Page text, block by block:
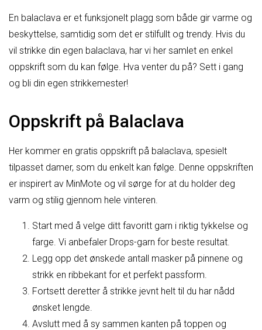
En balaclava er et funksjonelt plagg som både gir varme og
beskyttelse, samtidig som det er stilfullt og trendy. Hvis du
vil strikke din egen balaclava, har vi her samlet en enkel
oppskrift som du kan følge. Hva venter du på? Sett i gang
og bli din egen strikkemester!
Oppskrift på Balaclava
Her kommer en gratis oppskrift på balaclava, spesielt
tilpasset damer, som du enkelt kan følge. Denne oppskriften
er inspirert av MinMote og vil sørge for at du holder deg
varm og stilig gjennom hele vinteren.
Start med å velge ditt favoritt garn i riktig tykkelse og
farge. Vi anbefaler Drops-garn for beste resultat.
Legg opp det ønskede antall masker på pinnene og
strikk en ribbekant for et perfekt passform.
Fortsett deretter å strikke jevnt helt til du har nådd
ønsket lengde.
Avslutt med å sy sammen kanten på toppen og